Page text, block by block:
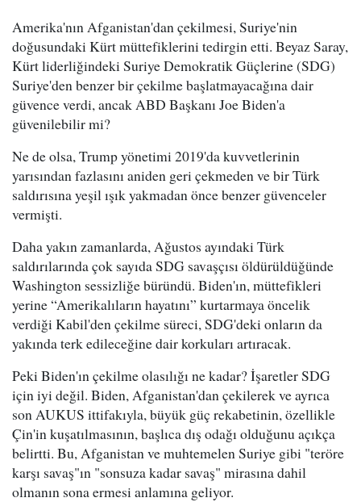
Amerika'nın Afganistan'dan çekilmesi, Suriye'nin
doğusundaki Kürt müttefiklerini tedirgin etti. Beyaz Saray,
Kürt liderliğindeki Suriye Demokratik Güçlerine (SDG)
Suriye'den benzer bir çekilme başlatmayacağına dair
güvence verdi, ancak ABD Başkanı Joe Biden'a
güvenilebilir mi?
Ne de olsa, Trump yönetimi 2019'da kuvvetlerinin
yarısından fazlasını aniden geri çekmeden ve bir Türk
saldırısına yeşil ışık yakmadan önce benzer güvenceler
vermişti.
Daha yakın zamanlarda, Ağustos ayındaki Türk
saldırılarında çok sayıda SDG savaşçısı öldürüldüğünde
Washington sessizliğe büründü. Biden'ın, müttefikleri
yerine “Amerikalıların hayatını” kurtarmaya öncelik
verdiği Kabil'den çekilme süreci, SDG'deki onların da
yakında terk edileceğine dair korkuları artıracak.
Peki Biden'ın çekilme olasılığı ne kadar? İşaretler SDG
için iyi değil. Biden, Afganistan'dan çekilerek ve ayrıca
son AUKUS ittifakıyla, büyük güç rekabetinin, özellikle
Çin'in kuşatılmasının, başlıca dış odağı olduğunu açıkça
belirtti. Bu, Afganistan ve muhtemelen Suriye gibi "teröre
karşı savaş"ın "sonsuza kadar savaş" mirasına dahil
olmanın sona ermesi anlamına geliyor.